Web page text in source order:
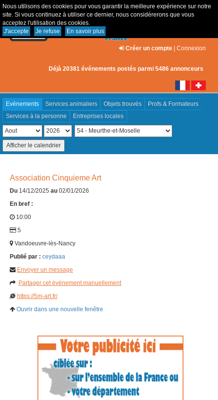
Nous utilisons des cookies pour vous garantir la meilleure expérience sur notre
site. Si vous continuez à utiliser ce dernier, nous considérerons que vous
acceptez l'utilisation des cookies.
J'accepte
Je refuse En savoir plus
Créer un compte | Connexion
Déjà 20381 événements postés parmi 5486 annonceurs
Evénements Services animaliers Objets trouvés
Profs & Formateurs
Services à la personne
Entreprises locales
Association Cinquieme Art
Du 14/12/2025 au 02/01/2026
En bref :
10:00
5
Vandoeuvre-lès-Nancy
Publié par : ceydaaa
Envoyer un message
Partager cet événement manuellement
https://5m-art.fr/
Ouvrir dans une nouvelle fenêtre